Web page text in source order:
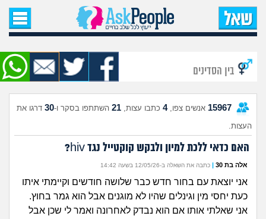
עמוד הבית
שאל שאלה
שאלות חדשות
שאלות שעוררו עניין
עצות חדשות
מה קורה כאן?
מתחם הטיפים
בין הסדינים
15967 אנשים צפו,4 כתבו עצות, 21 השתתפו בסקר ו-30 דרגו את
העצות.
האם כדאי ללכת למיון ולבקש קוקטייל נגד hiv?
אלה בת 30 | כתבה את השאלה ב-12/05/26 בשעה 14:42
אני יוצאת עם בחור חדש כבר שלושה חודשים וקיימתי איתו
כעת יחסי מין וגינלים שהיו לא מוגנים אבל הוא גמר בחוץ.
אני שאלתי אותו אם הוא נבדק לאחרונה ואמר לי שכן אבל